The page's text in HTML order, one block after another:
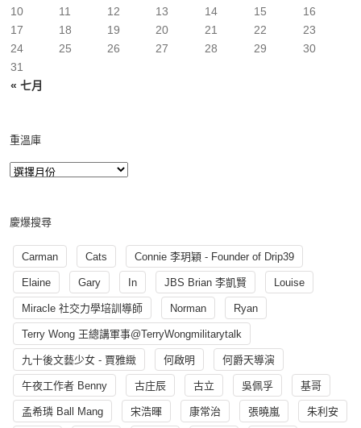
« 七月
10
11 12 13 14 15
16
17
18 19 20 21 22
23
24
25 26 27 28 29
30
31
重溫庫
慶爆搜尋
Carman Cats Connie 李玥穎 - Founder of Drip39
Elaine Gary In JBS Brian 李凱賢 Louise
Miracle 社交力學培訓導師 Norman Ryan
Terry Wong 王總講軍事@TerryWongmilitarytalk
九十後文藝少女 - 賈雅緻 何啟明 何爵天導演
午夜工作者 Benny 古庄辰 古立 吳佩孚 基哥
孟希璘 Ball Mang 宋浩暉 康常治 張曉嵐 朱利安